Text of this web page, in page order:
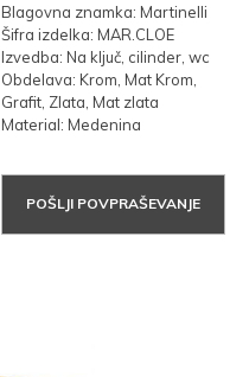
Blagovna znamka: Martinelli
Šifra izdelka: MAR.CLOE
Izvedba: Na ključ, cilinder, wc
Obdelava: Krom, Mat Krom,
Grafit, Zlata, Mat zlata
Material: Medenina
POŠLJI POVPRAŠEVANJE